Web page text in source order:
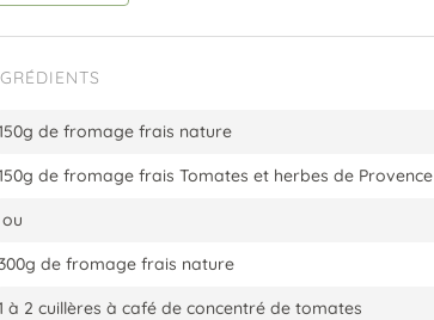
de fromage frais nature
de fromage frais Tomates et herbes de Provence
ou
de fromage frais nature
à 2 cuillères à café de concentré de tomates